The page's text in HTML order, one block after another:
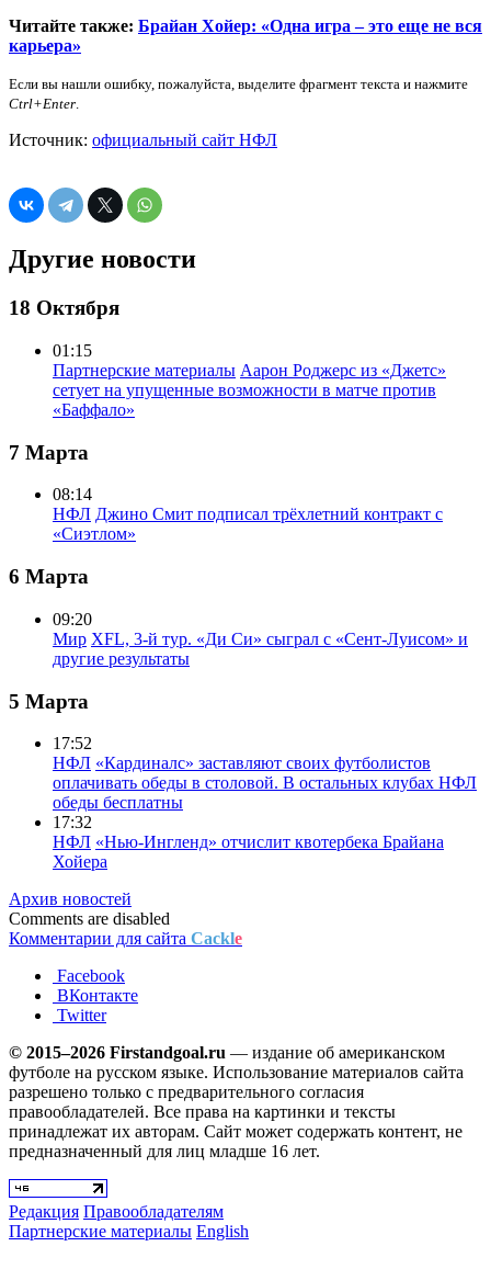
Читайте также: Брайан Хойер: «Одна игра – это еще не вся
карьера»
Если вы нашли ошибку, пожалуйста, выделите фрагмент текста и нажмите
Ctrl+Enter.
Источник: официальный сайт НФЛ
Другие новости
18 Октября
01:15
Партнерские материалы Аарон Роджерс из «Джетс»
сетует на упущенные возможности в матче против
«Баффало»
7 Марта
08:14
НФЛ Джино Смит подписал трёхлетний контракт с
«Сиэтлом»
6 Марта
09:20
Мир XFL, 3-й тур. «Ди Си» сыграл с «Сент-Луисом» и
другие результаты
5 Марта
17:52
НФЛ «Кардиналс» заставляют своих футболистов
оплачивать обеды в столовой. В остальных клубах НФЛ
обеды бесплатны
17:32
НФЛ «Нью-Ингленд» отчислит квотербека Брайана
Хойера
Архив новостей
Comments are disabled
Комментарии для сайта Cackle
Facebook
ВКонтакте
Twitter
© 2015–2026 Firstandgoal.ru — издание об американском
футболе на русском языке. Использование материалов cайта
разрешено только с предварительного согласия
правообладателей. Все права на картинки и тексты
принадлежат их авторам. Сайт может содержать контент, не
предназначенный для лиц младше 16 лет.
Редакция Правообладателям
Партнерские материалы English